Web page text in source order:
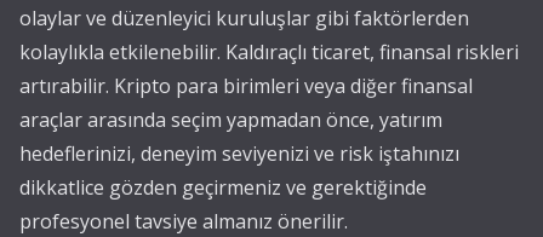
olaylar ve düzenleyici kuruluşlar gibi faktörlerden
kolaylıkla etkilenebilir. Kaldıraçlı ticaret, finansal riskleri
artırabilir. Kripto para birimleri veya diğer finansal
araçlar arasında seçim yapmadan önce, yatırım
hedeflerinizi, deneyim seviyenizi ve risk iştahınızı
dikkatlice gözden geçirmeniz ve gerektiğinde
profesyonel tavsiye almanız önerilir.